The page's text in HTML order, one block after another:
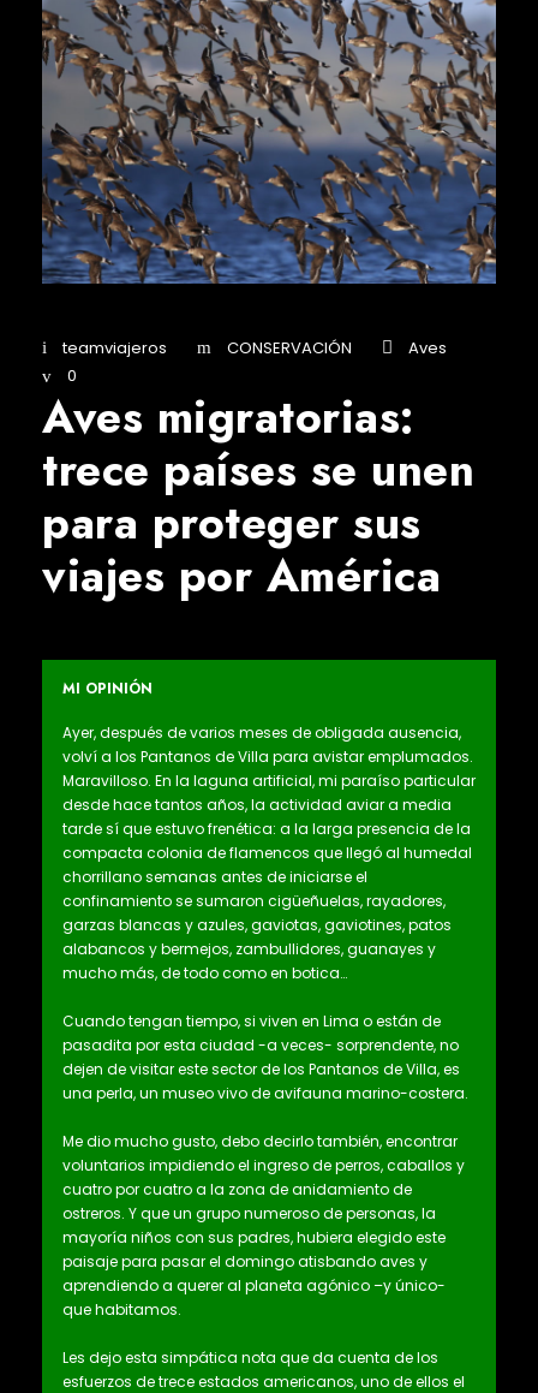
teamviajeros CONSERVACIÓN
Aves
0
Aves migratorias:
trece países se unen
para proteger sus
viajes por América
MI OPINIÓN
Ayer, después de varios meses de obligada ausencia,
volví a los Pantanos de Villa para avistar emplumados.
Maravilloso. En la laguna artificial, mi paraíso particular
desde hace tantos años, la actividad aviar a media
tarde sí que estuvo frenética: a la larga presencia de la
compacta colonia de flamencos que llegó al humedal
chorrillano semanas antes de iniciarse el
confinamiento se sumaron cigüeñuelas, rayadores,
garzas blancas y azules, gaviotas, gaviotines, patos
alabancos y bermejos, zambullidores, guanayes y
mucho más, de todo como en botica…
Cuando tengan tiempo, si viven en Lima o están de
pasadita por esta ciudad -a veces- sorprendente, no
dejen de visitar este sector de los Pantanos de Villa, es
una perla, un museo vivo de avifauna marino-costera.
Me dio mucho gusto, debo decirlo también, encontrar
voluntarios impidiendo el ingreso de perros, caballos y
cuatro por cuatro a la zona de anidamiento de
ostreros. Y que un grupo numeroso de personas, la
mayoría niños con sus padres, hubiera elegido este
paisaje para pasar el domingo atisbando aves y
aprendiendo a querer al planeta agónico –y único-
que habitamos.
Les dejo esta simpática nota que da cuenta de los
esfuerzos de trece estados americanos, uno de ellos el